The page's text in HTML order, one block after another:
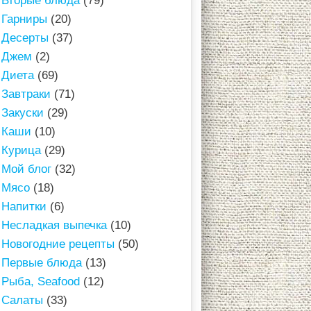
Гарниры (20)
Десерты (37)
Джем (2)
Диета(69)
Завтраки (71)
Закуски (29)
Каши (10)
Курица(29)
Мой блог (32)
Мясо (18)
Напитки (6)
Несладкая выпечка(10)
Новогодние рецепты (50)
Первые блюда(13)
Рыба, Seafood (12)
Салаты (33)